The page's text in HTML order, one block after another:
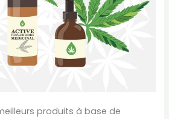
produits à base de